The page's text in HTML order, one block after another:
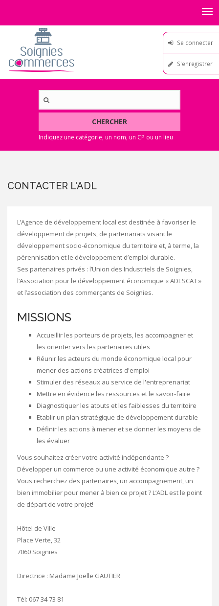
Se connecter
S'enregistrer
CHERCHER
CONTACTER L'ADL
L’Agence de développement local est destinée à favoriser le
développement de projets, de partenariats visant le
développement socio-économique du territoire et, à terme, la
pérennisation et le développement d’emploi durable.
Ses partenaires privés : l’Union des Industriels de Soignies,
l’Association pour le développement économique « ADESCAT »
et l’association des commerçants de Soignies.
MISSIONS
Accueillir les porteurs de projets, les accompagner et
les orienter vers les partenaires utiles
Réunir les acteurs du monde économique local pour
mener des actions créatrices d'emploi
Stimuler des réseaux au service de l'entreprenariat
Mettre en évidence les ressources et le savoir-faire
Diagnostiquer les atouts et les faiblesses du territoire
Etablir un plan stratégique de développement durable
Définir les actions à mener et se donner les moyens de
les évaluer
Vous souhaitez créer votre activité indépendante ?
Développer un commerce ou une activité économique autre ?
Vous recherchez des partenaires, un accompagnement, un
bien immobilier pour mener à bien ce projet ? L’ADL est le point
de départ de votre projet!
Hôtel de Ville
Place Verte, 32
7060 Soignies
Directrice : Madame Joëlle GAUTIER
Tél: 067 34 73 81